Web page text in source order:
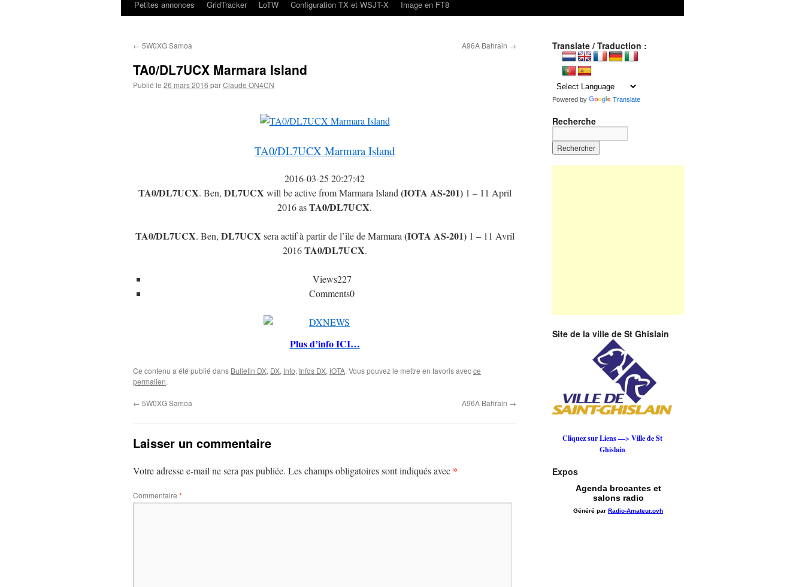
Petites annonces
GridTracker LoTW Configuration TX et WSJT-X Image en FT8
← 5W0XG Samoa A96A Bahrain →
TA0/DL7UCX Marmara Island
Publié le 26 mars 2016 parClaude ON4CN
TA0/DL7UCX Marmara Island
2016-03-25 20:27:42
TA0/DL7UCX. Ben, DL7UCX will be active from Marmara Island (IOTA AS-201)1 – 11 April
2016 asTA0/DL7UCX.
TA0/DL7UCX. Ben, DL7UCX sera actif à partir de l’île de Marmara (IOTA AS-201)1 – 11 Avril
2016TA0/DL7UCX.
Views227
Comments0
Plus d’info ICI…
Ce contenu a été publié dans Bulletin DX, DX, Info, Infos DX, IOTA. Vous pouvez le mettre en favoris avecce
permalien.
← 5W0XG Samoa A96A Bahrain →
Laisser un commentaire
Votre adresse e-mail ne sera pas publiée. Les champs obligatoires sont indiqués avec *
Commentaire *
Translate / Traduction :
Powered by Translate
Recherche
Site de la ville de St Ghislain
Cliquez sur Liens —> Ville de St
Ghislain
Expos